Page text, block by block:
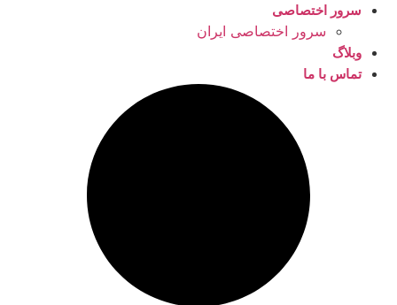
سرور اختصاصی
سرور اختصاصی ایران
وبلاگ
تماس با ما